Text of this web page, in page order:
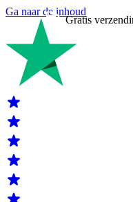
Ga naar de inhoud
Gratis